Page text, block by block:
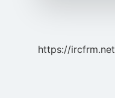
https://ircfrm.net